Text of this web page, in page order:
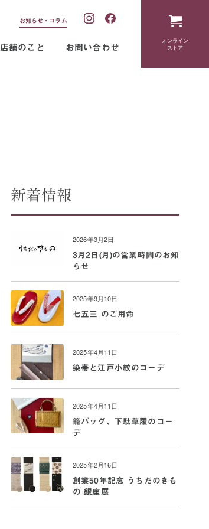
店舗のこと お問い合わせ
お知らせ・コラム
オンライン
ストア
新着情報
2026年3月2日
3月2日(月)の営業時間のお知
らせ
2025年9月10日
七五三 のご用命
2025年4月11日
染帯と江戸小紋のコーデ
2025年4月11日
籠バッグ、下駄草履のコー
デ
2025年2月16日
創業50年記念 うちだのきも
の 銀座展